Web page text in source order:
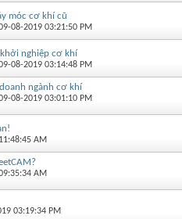
móc cơ khí cũ
08-2019 03:21:50 PM
nghiệp cơ khí
08-2019 03:14:48 PM
ngành cơ khí
08-2019 03:01:10 PM
AM
AM
03:19:34 PM